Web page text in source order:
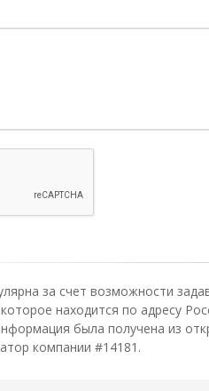
за счет возможности
находится по адресу
была получена из
компании #14181.